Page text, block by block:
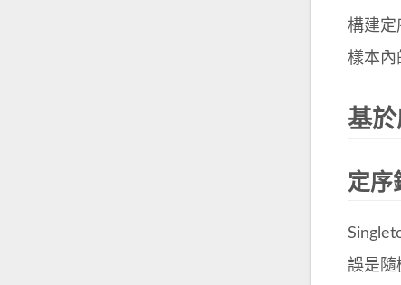
構建定
樣本內
基
定序
誤是隨